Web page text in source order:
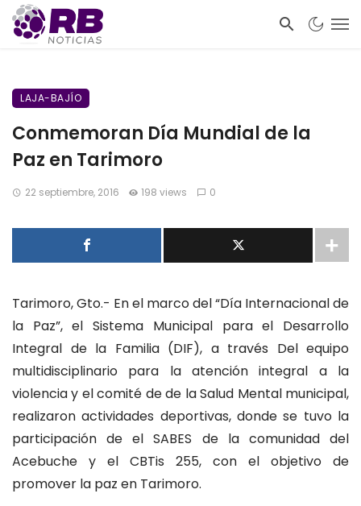
LAJA-BAJÍO
Conmemoran Día Mundial de la
Paz en Tarimoro
22 septiembre, 2016 198 views 0
Tarimoro, Gto.- En el marco del “Día Internacional de
la Paz”, el Sistema Municipal para el Desarrollo
Integral de la Familia (DIF), a través Del equipo
multidisciplinario para la atención integral a la
violencia y el comité de de la Salud Mental municipal,
realizaron actividades deportivas, donde se tuvo la
participación de el SABES de la comunidad del
Acebuche y el CBTis 255, con el objetivo de
promover la paz en Tarimoro.